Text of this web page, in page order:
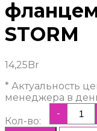
STORM
14,25Br
* Актуальность
менеджера в
Кол-во:
-